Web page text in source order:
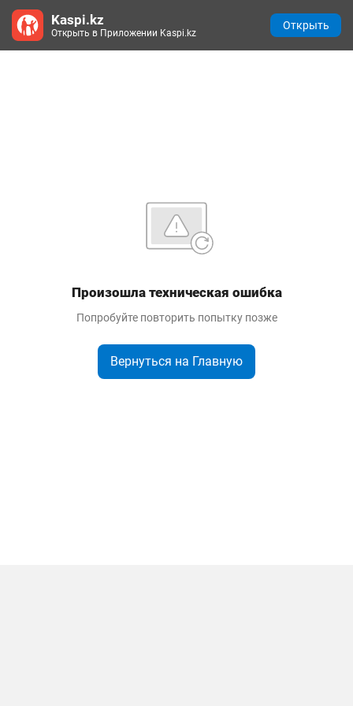
Произошла техническая ошибка
Попробуйте повторить попытку позже
Вернуться на Главную
Kaspi.kz
Открыть в Приложении Kaspi.kz
Открыть